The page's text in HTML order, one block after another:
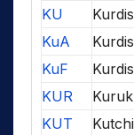
KU
KuA
KuF
KUR
KUT
Kutchi